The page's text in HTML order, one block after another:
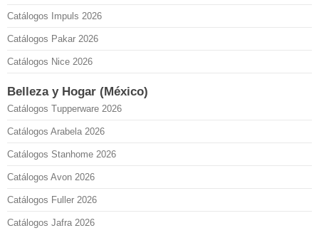
Catálogos Impuls 2026
Catálogos Pakar 2026
Catálogos Nice 2026
Belleza y Hogar (México)
Catálogos Tupperware 2026
Catálogos Arabela 2026
Catálogos Stanhome 2026
Catálogos Avon 2026
Catálogos Fuller 2026
Catálogos Jafra 2026